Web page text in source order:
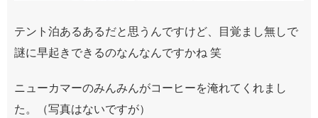
テント泊あるあるだと思うんですけど、目覚まし無しで
謎に早起きできるのなんなんですかね笑
ニューカマーのみんみんがコーヒーを淹れてくれまし
た。（写真はないですが）